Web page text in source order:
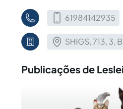
61984142935
SHIGS, 713, 3,
Publicações de